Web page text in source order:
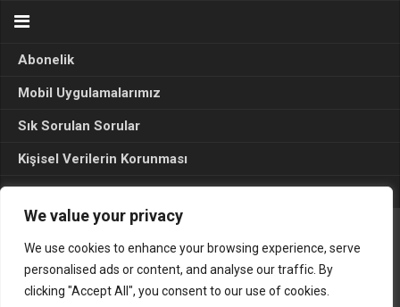
We value your privacy
We use cookies to enhance your browsing experience, serve
personalised ads or content, and analyse our traffic. By
clicking "Accept All", you consent to our use of cookies.
Abonelik
Mobil Uygulamalarımız
Sık Sorulan Sorular
Kişisel Verilerin Korunması
Seçim Sonuçları 2024
Gerçek Hayat © 2015. Her hakkı sakldır.